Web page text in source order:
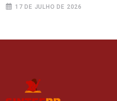
17 DE JULHO DE 2026